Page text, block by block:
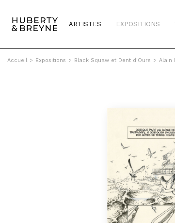
ARTISTES EXPOSITIONS
Accueil > Expositions > Black Squaw et Dent d'Ours > Alain